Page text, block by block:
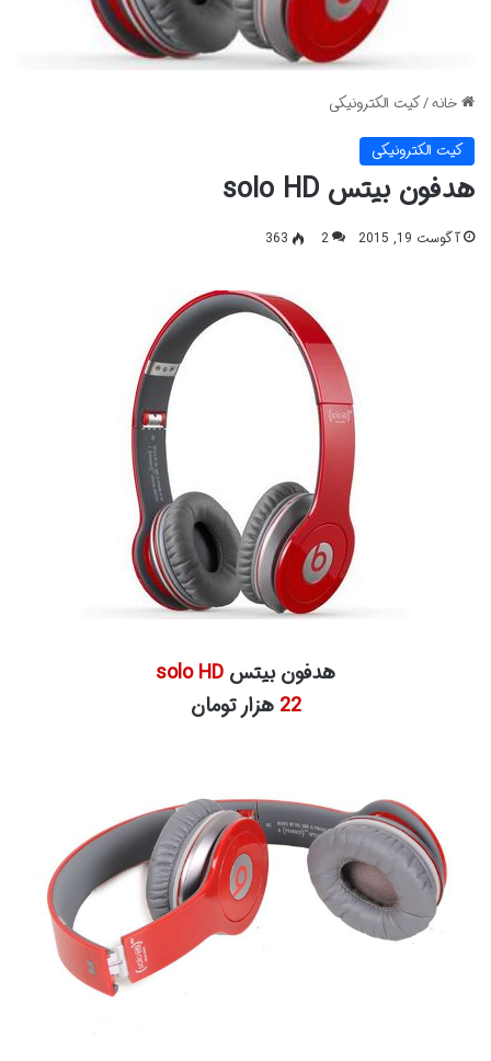
خانه/کیت الکترونیکی
کیت الکترونیکی
هدفون بیتس solo HD
آگوست 19, 2015 2
363
هدفون بیتس solo HD
22 هزار تومان